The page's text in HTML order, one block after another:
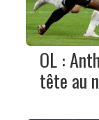
OL :
tête au